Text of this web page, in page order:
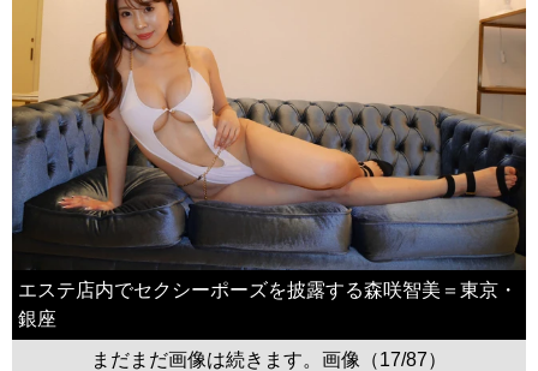
エステ店内でセクシーポーズを披露する森咲智美＝東京・
銀座
まだまだ画像は続きます。画像（17/87）